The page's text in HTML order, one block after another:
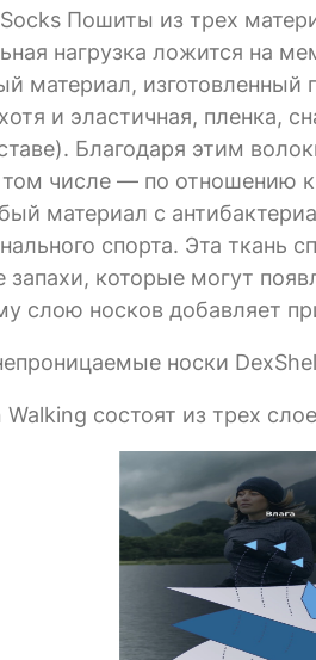
Пошиты из трех
нагрузка ложится на
материал,
и эластичная, пленка,
Благодаря этим
числе — по отношению
материал с
спорта. Эта ткань
запахи, которые могут
слою носков добавляет
носки
состоят из трех